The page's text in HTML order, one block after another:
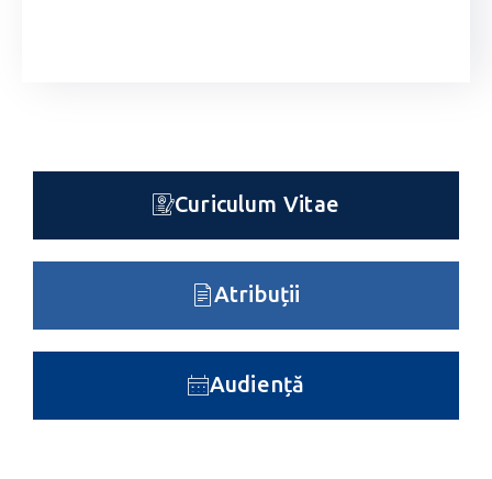
Curiculum Vitae
Atribuții
Audiență